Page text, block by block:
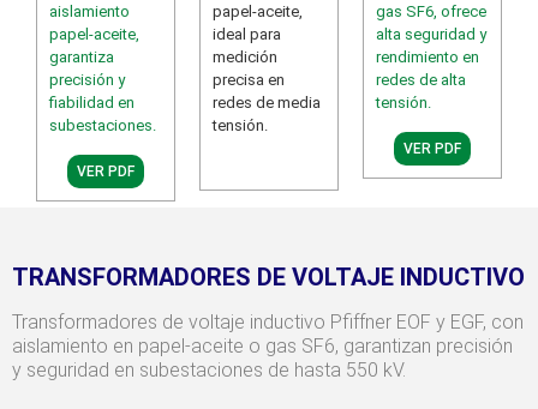
aislamiento
papel-aceite,
garantiza
precisión y
fiabilidad en
subestaciones.​
VER PDF
papel-aceite,
ideal para
medición
precisa en
redes de media
tensión.
gas SF6, ofrece
alta seguridad y
rendimiento en
redes de alta
tensión.
VER PDF
TRANSFORMADORES DE VOLTAJE INDUCTIVO
Transformadores de voltaje inductivo Pfiffner EOF y EGF, con
aislamiento en papel-aceite o gas SF6, garantizan precisión
y seguridad en subestaciones de hasta 550 kV.